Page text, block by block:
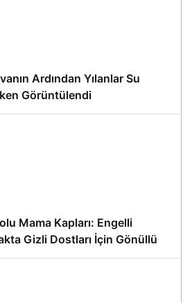
Ardından Yılanlar Su
Görüntülendi
Mama Kapları: Engelli
Gizli Dostları İçin Gönüllü